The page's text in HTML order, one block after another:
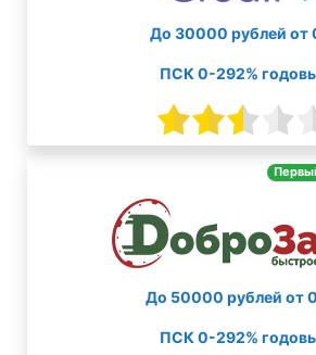
До 30000 рублей от
ПСК 0-292%
До 50000 рублей от
ПСК 0-292%